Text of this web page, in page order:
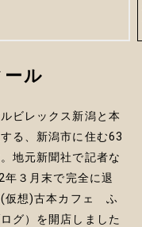
ール
ビレックス新潟と本
る、新潟市に住む63
地元新聞社で記者な
年３月末で完全に退
(仮想)古本カフェ ふ
グ）を開店しました